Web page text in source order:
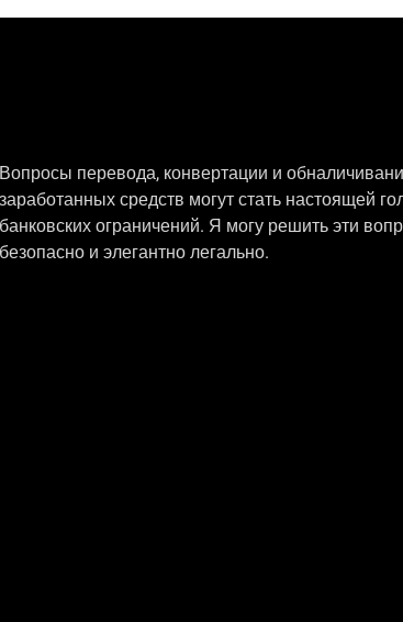
Вопросы перевода, конвертации и
заработанных средств могут стать настоящей
банковских ограничений. Я могу решить эти
безопасно и элегантно легально.